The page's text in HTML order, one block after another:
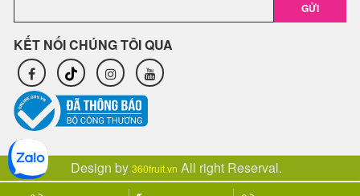
GỬI
KẾT NỐI CHÚNG TÔI QUA
Design by 360fruit.vn All right Reserval.